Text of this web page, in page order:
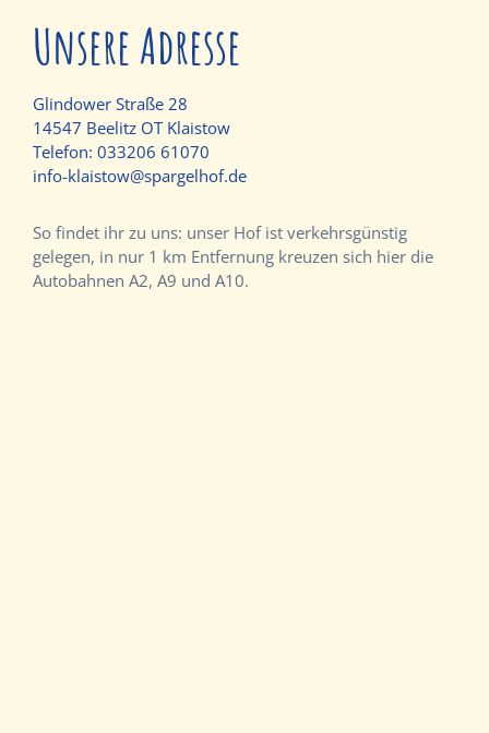
Unsere Adresse
Glindower Straße 28
14547 Beelitz OT Klaistow
Telefon: 033206 61070
info-klaistow@spargelhof.de
So findet ihr zu uns: unser Hof ist verkehrsgünstig
gelegen, in nur 1 km Entfernung kreuzen sich hier die
Autobahnen A2, A9 und A10.